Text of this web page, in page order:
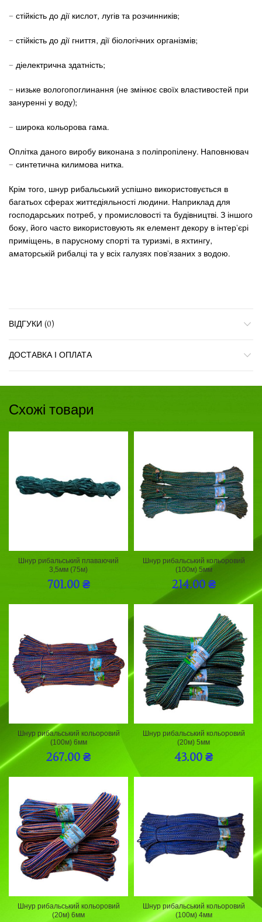
– стійкість до дії кислот, лугів та розчинників;
– стійкість до дії гниття, дії біологічних організмів;
– діелектрична здатність;
– низьке вологопоглинання (не змінює своїх властивостей при
зануренні у воду);
– широка кольорова гама.
Оплітка даного виробу виконана з поліпропілену. Наповнювач
– синтетична килимова нитка.
Крім того, шнур рибальський успішно використовується в
багатьох сферах життєдіяльності людини. Наприклад для
господарських потреб, у промисловості та будівництві. З іншого
боку, його часто використовують як елемент декору в інтер’єрі
приміщень, в парусному спорті та туризмі, в яхтингу,
аматорській рибалці та у всіх галузях пов’язаних з водою.
ВІДГУКИ (0)
ДОСТАВКА І ОПЛАТА
Схожі товари
Шнур рибальський плаваючий
3,5мм (75м)
701.00 ₴
Шнур рибальський кольоровий
(100м) 5мм
214.00 ₴
Шнур рибальський кольоровий
(100м) 6мм
267.00 ₴
Шнур рибальський кольоровий
(20м) 5мм
43.00 ₴
Шнур рибальський кольоровий
(20м) 6мм
Шнур рибальський кольоровий
(100м) 4мм